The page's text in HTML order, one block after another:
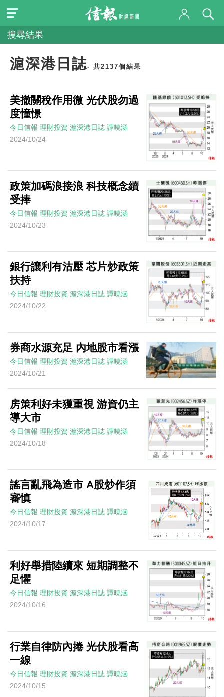
搜尋結果
滬深港日誌- 共2137個結果
美撤關稅作用微 光伏股勿過
度憧憬
今日信報 理財投資 滬深港日誌 譚曉涵
2024/10/24
政策加碼浪接浪 科技概念續
受捧
今日信報 理財投資 滬深港日誌 譚曉涵
2024/10/23
銀行讓利有沽壓 芯片炒政策
扶持
今日信報 理財投資 滬深港日誌 譚曉涵
2024/10/22
券商水源充足 內地股市看漲
今日信報 理財投資 滬深港日誌 譚曉涵
2024/10/21
房策利好未獲重視 游資仍主
導大市
今日信報 理財投資 滬深港日誌 譚曉涵
2024/10/18
謠言亂飛為造市 A股炒作須
審慎
今日信報 理財投資 滬深港日誌 譚曉涵
2024/10/17
利好舉措陸續來 短期調整不
足懼
今日信報 理財投資 滬深港日誌 譚曉涵
2024/10/16
行業自律防內捲 光伏股看高
一線
今日信報 理財投資 滬深港日誌 譚曉涵
2024/10/15